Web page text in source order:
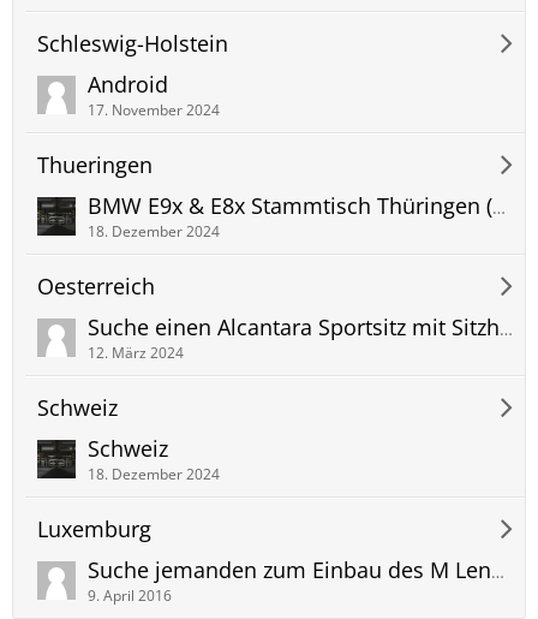
Schleswig-Holstein
Android
17. November 2024
Thueringen
BMW E9x & E8x Stammtisch Thüringen (since 10/2014)
18. Dezember 2024
Oesterreich
Suche einen Alcantara Sportsitz mit Sitzheizung
12. März 2024
Schweiz
Schweiz
18. Dezember 2024
Luxemburg
Suche jemanden zum Einbau des M Lenkrad mit LCI Paddels?
9. April 2016